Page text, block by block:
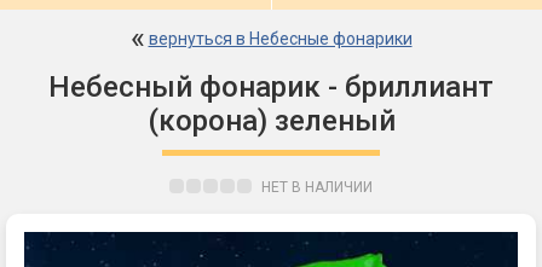
« вернуться в Небесные фонарики
Небесный фонарик - бриллиант
(корона) зеленый
НЕТ В НАЛИЧИИ